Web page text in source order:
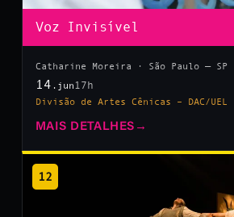
Voz Invisível
Catharine Moreira · São Paulo — SP
14 .jun 17h
Divisão de Artes Cênicas – DAC/UEL
MAIS DETALHES →
12